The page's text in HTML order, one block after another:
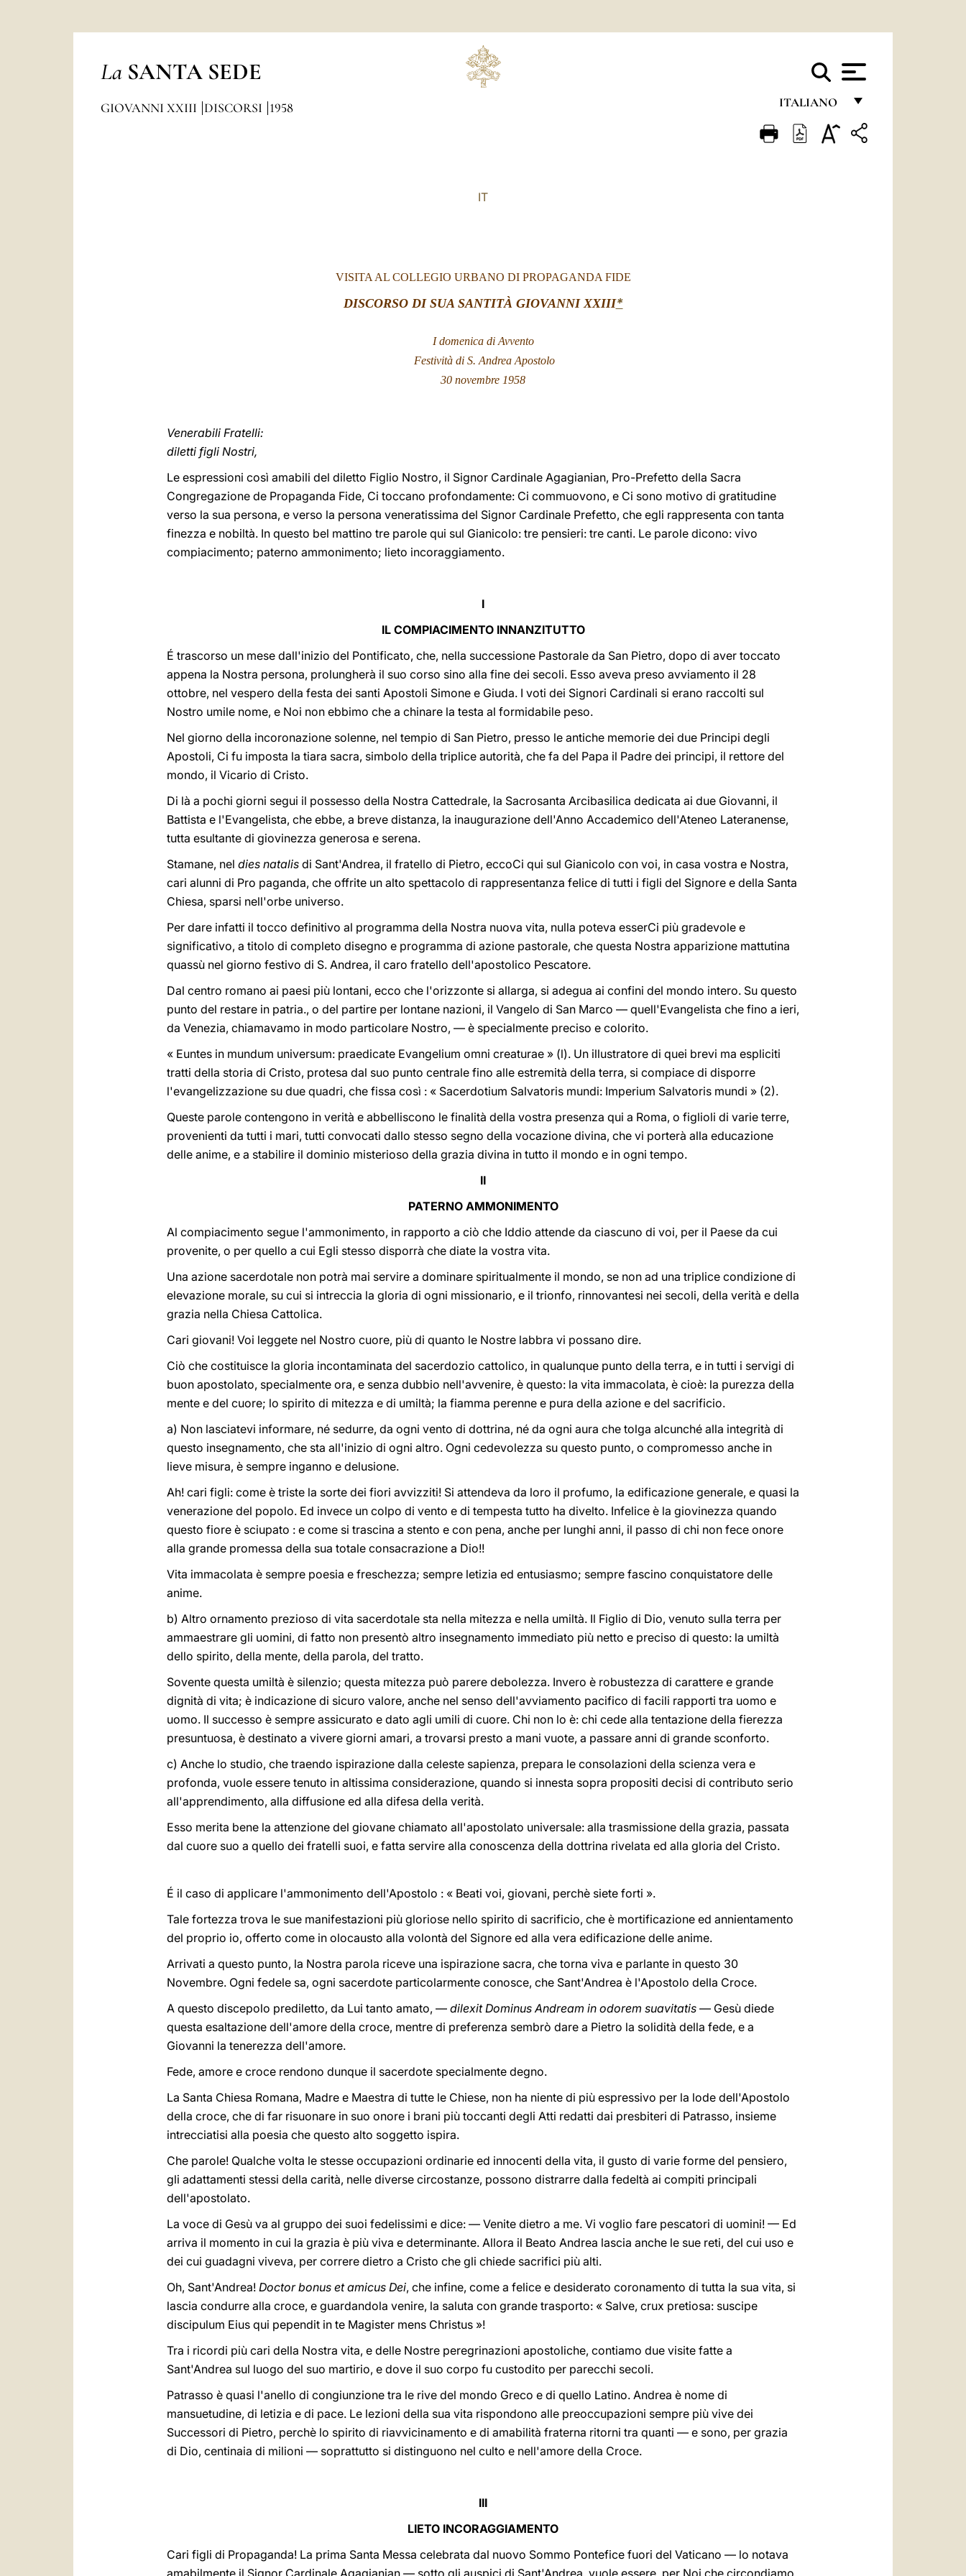
La SANTA SEDE
ITALIANO
FRANÇAIS
GIOVANNI XXIII DISCORSI 1958
IT
VISITA AL COLLEGIO URBANO DI PROPAGANDA FIDE
DISCORSO DI SUA SANTITÀ GIOVANNI XXIII*
I domenica di Avvento
Festività di S. Andrea Apostolo
30 novembre 1958
Venerabili Fratelli:
diletti figli Nostri,
Le espressioni così amabili del diletto Figlio Nostro, il Signor Cardinale Agagianian, Pro-Prefetto della Sacra
Congregazione de Propaganda Fide, Ci toccano profondamente: Ci commuovono, e Ci sono motivo di gratitudine
verso la sua persona, e verso la persona veneratissima del Signor Cardinale Prefetto, che egli rappresenta con tanta
finezza e nobiltà. In questo bel mattino tre parole qui sul Gianicolo: tre pensieri: tre canti. Le parole dicono: vivo
compiacimento; paterno ammonimento; lieto incoraggiamento.
I
IL COMPIACIMENTO INNANZITUTTO
É trascorso un mese dall'inizio del Pontificato, che, nella successione Pastorale da San Pietro, dopo di aver toccato
appena la Nostra persona, prolungherà il suo corso sino alla fine dei secoli. Esso aveva preso avviamento il 28
ottobre, nel vespero della festa dei santi Apostoli Simone e Giuda. I voti dei Signori Cardinali si erano raccolti sul
Nostro umile nome, e Noi non ebbimo che a chinare la testa al formidabile peso.
Nel giorno della incoronazione solenne, nel tempio di San Pietro, presso le antiche memorie dei due Principi degli
Apostoli, Ci fu imposta la tiara sacra, simbolo della triplice autorità, che fa del Papa il Padre dei principi, il rettore del
mondo, il Vicario di Cristo.
Di là a pochi giorni segui il possesso della Nostra Cattedrale, la Sacrosanta Arcibasilica dedicata ai due Giovanni, il
Battista e l'Evangelista, che ebbe, a breve distanza, la inaugurazione dell'Anno Accademico dell'Ateneo Lateranense,
tutta esultante di giovinezza generosa e serena.
Stamane, nel dies natalis di Sant'Andrea, il fratello di Pietro, eccoCi qui sul Gianicolo con voi, in casa vostra e Nostra,
cari alunni di Pro paganda, che offrite un alto spettacolo di rappresentanza felice di tutti i figli del Signore e della Santa
Chiesa, sparsi nell'orbe universo.
Per dare infatti il tocco definitivo al programma della Nostra nuova vita, nulla poteva esserCi più gradevole e
significativo, a titolo di completo disegno e programma di azione pastorale, che questa Nostra apparizione mattutina
quassù nel giorno festivo di S. Andrea, il caro fratello dell'apostolico Pescatore.
Dal centro romano ai paesi più lontani, ecco che l'orizzonte si allarga, si adegua ai confini del mondo intero. Su questo
punto del restare in patria., o del partire per lontane nazioni, il Vangelo di San Marco — quell'Evangelista che fino a ieri,
da Venezia, chiamavamo in modo particolare Nostro, — è specialmente preciso e colorito.
« Euntes in mundum universum: praedicate Evangelium omni creaturae » (l). Un illustratore di quei brevi ma espliciti
tratti della storia di Cristo, protesa dal suo punto centrale fino alle estremità della terra, si compiace di disporre
l'evangelizzazione su due quadri, che fissa così : « Sacerdotium Salvatoris mundi: Imperium Salvatoris mundi » (2).
Queste parole contengono in verità e abbelliscono le finalità della vostra presenza qui a Roma, o figlioli di varie terre,
provenienti da tutti i mari, tutti convocati dallo stesso segno della vocazione divina, che vi porterà alla educazione
delle anime, e a stabilire il dominio misterioso della grazia divina in tutto il mondo e in ogni tempo.
II
PATERNO AMMONIMENTO
Al compiacimento segue l'ammonimento, in rapporto a ciò che Iddio attende da ciascuno di voi, per il Paese da cui
provenite, o per quello a cui Egli stesso disporrà che diate la vostra vita.
Una azione sacerdotale non potrà mai servire a dominare spiritualmente il mondo, se non ad una triplice condizione di
elevazione morale, su cui si intreccia la gloria di ogni missionario, e il trionfo, rinnovantesi nei secoli, della verità e della
grazia nella Chiesa Cattolica.
Cari giovani! Voi leggete nel Nostro cuore, più di quanto le Nostre labbra vi possano dire.
Ciò che costituisce la gloria incontaminata del sacerdozio cattolico, in qualunque punto della terra, e in tutti i servigi di
buon apostolato, specialmente ora, e senza dubbio nell'avvenire, è questo: la vita immacolata, è cioè: la purezza della
mente e del cuore; lo spirito di mitezza e di umiltà; la fiamma perenne e pura della azione e del sacrificio.
a) Non lasciatevi informare, né sedurre, da ogni vento di dottrina, né da ogni aura che tolga alcunché alla integrità di
questo insegnamento, che sta all'inizio di ogni altro. Ogni cedevolezza su questo punto, o compromesso anche in
lieve misura, è sempre inganno e delusione.
Ah! cari figli: come è triste la sorte dei fiori avvizziti! Si attendeva da loro il profumo, la edificazione generale, e quasi la
venerazione del popolo. Ed invece un colpo di vento e di tempesta tutto ha divelto. Infelice è la giovinezza quando
questo fiore è sciupato : e come si trascina a stento e con pena, anche per lunghi anni, il passo di chi non fece onore
alla grande promessa della sua totale consacrazione a Dio!!
Vita immacolata è sempre poesia e freschezza; sempre letizia ed entusiasmo; sempre fascino conquistatore delle
anime.
b) Altro ornamento prezioso di vita sacerdotale sta nella mitezza e nella umiltà. Il Figlio di Dio, venuto sulla terra per
ammaestrare gli uomini, di fatto non presentò altro insegnamento immediato più netto e preciso di questo: la umiltà
dello spirito, della mente, della parola, del tratto.
Sovente questa umiltà è silenzio; questa mitezza può parere debolezza. Invero è robustezza di carattere e grande
dignità di vita; è indicazione di sicuro valore, anche nel senso dell'avviamento pacifico di facili rapporti tra uomo e
uomo. Il successo è sempre assicurato e dato agli umili di cuore. Chi non lo è: chi cede alla tentazione della fierezza
presuntuosa, è destinato a vivere giorni amari, a trovarsi presto a mani vuote, a passare anni di grande sconforto.
c) Anche lo studio, che traendo ispirazione dalla celeste sapienza, prepara le consolazioni della scienza vera e
profonda, vuole essere tenuto in altissima considerazione, quando si innesta sopra propositi decisi di contributo serio
all'apprendimento, alla diffusione ed alla difesa della verità.
Esso merita bene la attenzione del giovane chiamato all'apostolato universale: alla trasmissione della grazia, passata
dal cuore suo a quello dei fratelli suoi, e fatta servire alla conoscenza della dottrina rivelata ed alla gloria del Cristo.
É il caso di applicare l'ammonimento dell'Apostolo : « Beati voi, giovani, perchè siete forti ».
Tale fortezza trova le sue manifestazioni più gloriose nello spirito di sacrificio, che è mortificazione ed annientamento
del proprio io, offerto come in olocausto alla volontà del Signore ed alla vera edificazione delle anime.
Arrivati a questo punto, la Nostra parola riceve una ispirazione sacra, che torna viva e parlante in questo 30
Novembre. Ogni fedele sa, ogni sacerdote particolarmente conosce, che Sant'Andrea è l'Apostolo della Croce.
A questo discepolo prediletto, da Lui tanto amato, — dilexit Dominus Andream in odorem suavitatis — Gesù diede
questa esaltazione dell'amore della croce, mentre di preferenza sembrò dare a Pietro la solidità della fede, e a
Giovanni la tenerezza dell'amore.
Fede, amore e croce rendono dunque il sacerdote specialmente degno.
La Santa Chiesa Romana, Madre e Maestra di tutte le Chiese, non ha niente di più espressivo per la lode dell'Apostolo
della croce, che di far risuonare in suo onore i brani più toccanti degli Atti redatti dai presbiteri di Patrasso, insieme
intrecciatisi alla poesia che questo alto soggetto ispira.
Che parole! Qualche volta le stesse occupazioni ordinarie ed innocenti della vita, il gusto di varie forme del pensiero,
gli adattamenti stessi della carità, nelle diverse circostanze, possono distrarre dalla fedeltà ai compiti principali
dell'apostolato.
La voce di Gesù va al gruppo dei suoi fedelissimi e dice: — Venite dietro a me. Vi voglio fare pescatori di uomini! — Ed
arriva il momento in cui la grazia è più viva e determinante. Allora il Beato Andrea lascia anche le sue reti, del cui uso e
dei cui guadagni viveva, per correre dietro a Cristo che gli chiede sacrifici più alti.
Oh, Sant'Andrea! Doctor bonus et amicus Dei, che infine, come a felice e desiderato coronamento di tutta la sua vita, si
lascia condurre alla croce, e guardandola venire, la saluta con grande trasporto: « Salve, crux pretiosa: suscipe
discipulum Eius qui pependit in te Magister mens Christus »!
Tra i ricordi più cari della Nostra vita, e delle Nostre peregrinazioni apostoliche, contiamo due visite fatte a
Sant'Andrea sul luogo del suo martirio, e dove il suo corpo fu custodito per parecchi secoli.
Patrasso è quasi l'anello di congiunzione tra le rive del mondo Greco e di quello Latino. Andrea è nome di
mansuetudine, di letizia e di pace. Le lezioni della sua vita rispondono alle preoccupazioni sempre più vive dei
Successori di Pietro, perchè lo spirito di riavvicinamento e di amabilità fraterna ritorni tra quanti — e sono, per grazia
di Dio, centinaia di milioni — soprattutto si distinguono nel culto e nell'amore della Croce.
III
LIETO INCORAGGIAMENTO
Cari figli di Propaganda! La prima Santa Messa celebrata dal nuovo Sommo Pontefice fuori del Vaticano — lo notava
amabilmente il Signor Cardinale Agagianian — sotto gli auspici di Sant'Andrea, vuole essere, per Noi che circondiamo